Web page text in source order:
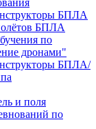
БПЛА
БПЛА
по
дронами"
БПЛА/
и поля
по